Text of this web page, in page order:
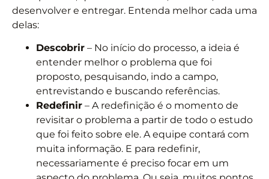
desenvolver e entregar. Entenda melhor cada uma
delas:
Descobrir – No início do processo, a ideia é
entender melhor o problema que foi
proposto, pesquisando, indo a campo,
entrevistando e buscando referências.
Redefinir – A redefinição é o momento de
revisitar o problema a partir de todo o estudo
que foi feito sobre ele. A equipe contará com
muita informação. E para redefinir,
necessariamente é preciso focar em um